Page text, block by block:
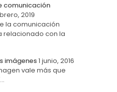
comunicación
2019
la comunicación
relacionado con la
imágenes1 junio, 2016
vale más que